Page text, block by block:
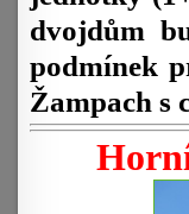
dvojdům
podmínek
Žampach s